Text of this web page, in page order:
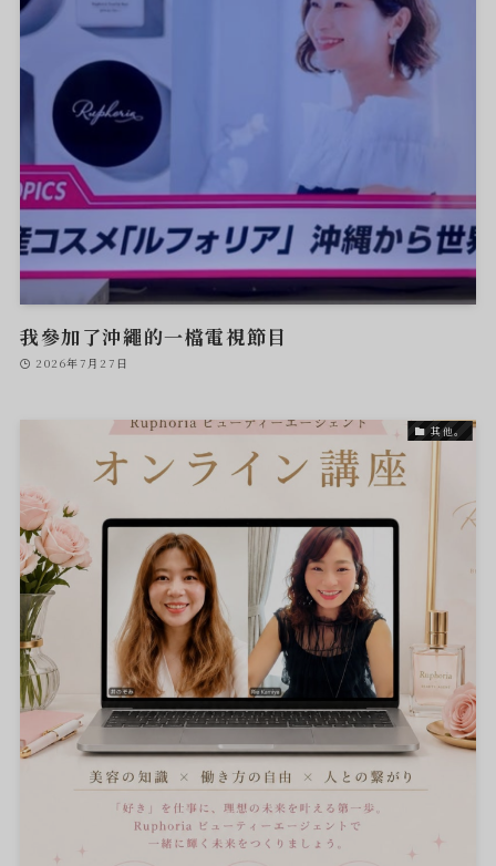
我參加了沖繩的一檔電視節目
2026年7月27日
其他。